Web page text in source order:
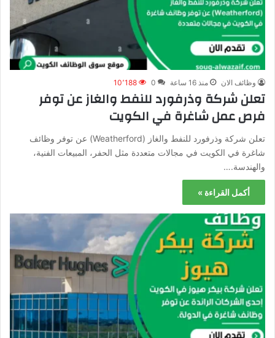
وظائف الان منذ 16 ساعة 0 10٬188
تعلن شركة وذرفورد للنفط والغاز عن توفر
فرص عمل شاغرة في الكويت
تعلن شركة وذرفورد للنفط والغاز (Weatherford) عن توفر وظائف
شاغرة في الكويت في مجالات متعددة مثل الحفر، المبيعات الفنية،
والهندسة.…
أكمل القراءة »